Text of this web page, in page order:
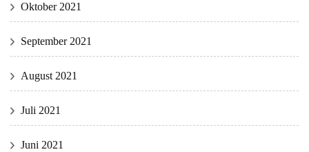
Oktober 2021
September 2021
August 2021
Juli 2021
Juni 2021